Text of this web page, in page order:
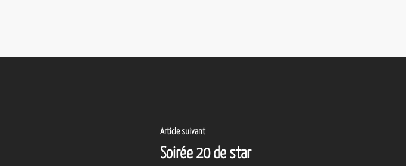
Article suivant
Soirée 20 de star